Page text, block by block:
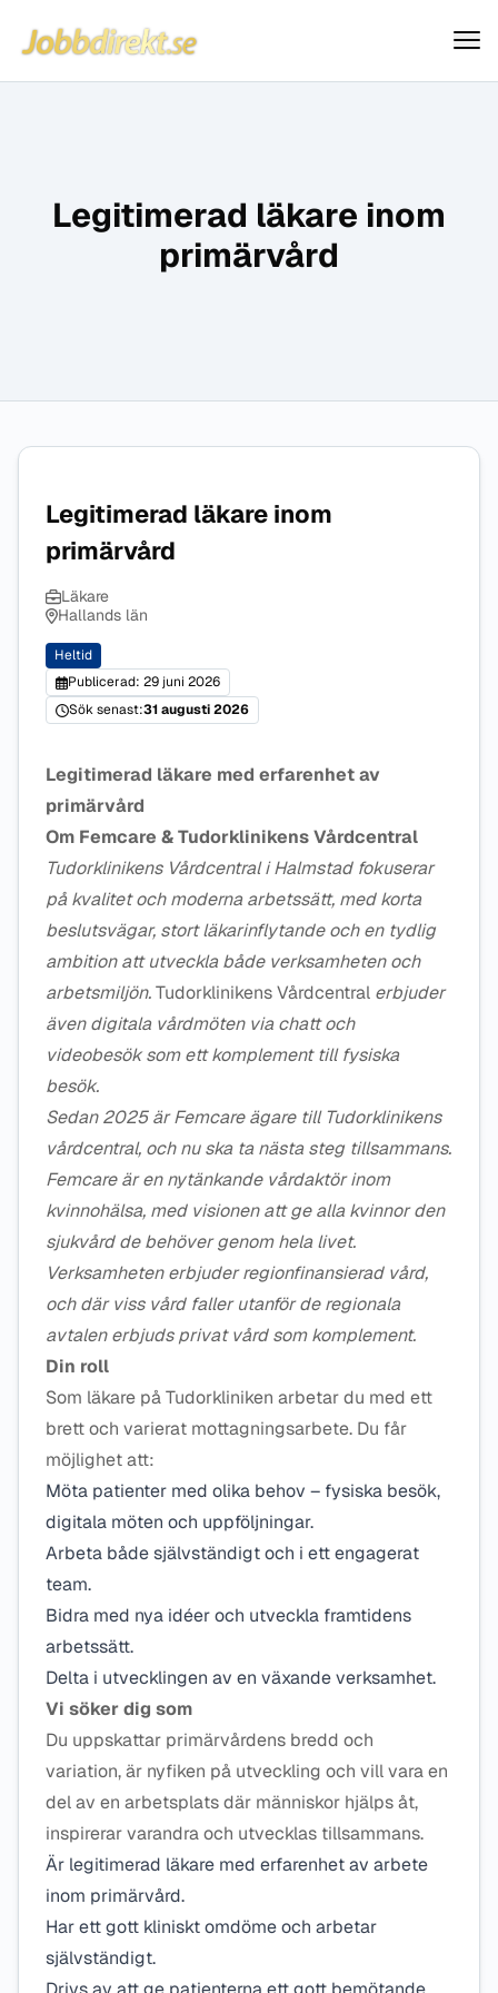
Hoppa till innehåll
Jobbdirekt
Legitimerad läkare inom
primärvård
Legitimerad läkare inom
primärvård
Läkare
Hallands län
Heltid
Publicerad: 29 juni 2026
Sök senast:31 augusti 2026
Legitimerad läkare med erfarenhet av
primärvård
Om Femcare & Tudorklinikens Vårdcentral
Tudorklinikens Vårdcentral i Halmstad fokuserar
på kvalitet och moderna arbetssätt, med korta
beslutsvägar, stort läkarinflytande och en tydlig
ambition att utveckla både verksamheten och
arbetsmiljön.Tudorklinikens Vårdcentral erbjuder
även digitala vårdmöten via chatt och
videobesök som ett komplement till fysiska
besök.
Sedan 2025 är Femcare ägare till Tudorklinikens
vårdcentral, och nu ska ta nästa steg tillsammans.
Femcare är en nytänkande vårdaktör inom
kvinnohälsa, med visionen att ge alla kvinnor den
sjukvård de behöver genom hela livet.
Verksamheten erbjuder regionfinansierad vård,
och där viss vård faller utanför de regionala
avtalen erbjuds privat vård som komplement.
Din roll
Som läkare på Tudorkliniken arbetar du med ett
brett och varierat mottagningsarbete. Du får
möjlighet att:
Möta patienter med olika behov – fysiska besök,
digitala möten och uppföljningar.
Arbeta både självständigt och i ett engagerat
team.
Bidra med nya idéer och utveckla framtidens
arbetssätt.
Delta i utvecklingen av en växande verksamhet.
Vi söker dig som
Du uppskattar primärvårdens bredd och
variation, är nyfiken på utveckling och vill vara en
del av en arbetsplats där människor hjälps åt,
inspirerar varandra och utvecklas tillsammans.
Är legitimerad läkare med erfarenhet av arbete
inom primärvård.
Har ett gott kliniskt omdöme och arbetar
självständigt.